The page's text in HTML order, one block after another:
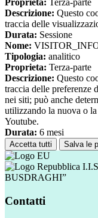
Proprieta: Terza-parte
Descrizione: Questo
traccia delle
Durata: Sessione
Nome:
Tipologia: analitico
Proprieta: Terza-parte
Descrizione: Questo
traccia delle preferenze
nei siti; può anche
utilizzando la nuova o
Youtube.
Durata: 6 mesi
Accetta tutti Salva le
BUSDRAGHI”
Contatti